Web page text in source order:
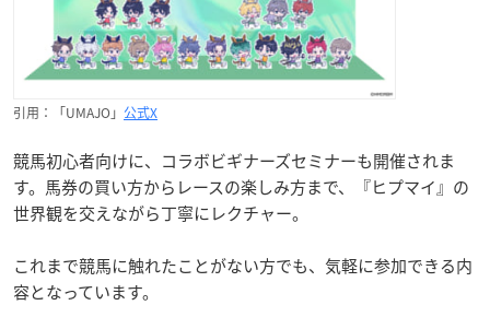
引用：「UMAJO」 公式X
競馬初心者向けに、コラボビギナーズセミナーも開催されま
す。馬券の買い方からレースの楽しみ方まで、『ヒプマイ』の
世界観を交えながら丁寧にレクチャー。
これまで競馬に触れたことがない方でも、気軽に参加できる内
容となっています。